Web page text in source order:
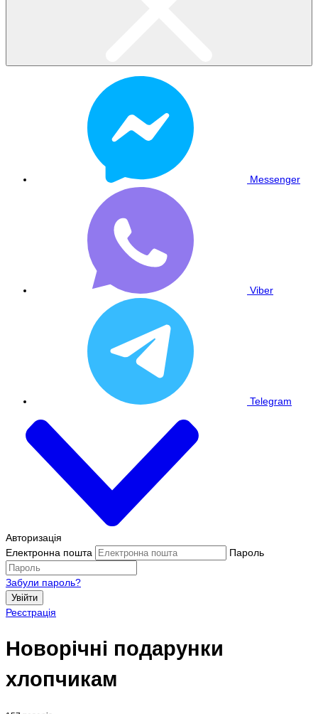
Messenger
Viber
Telegram
Авторизація
Електронна пошта
Пароль
Забули пароль?
Увійти
Реєстрація
Новорічні подарунки
хлопчикам